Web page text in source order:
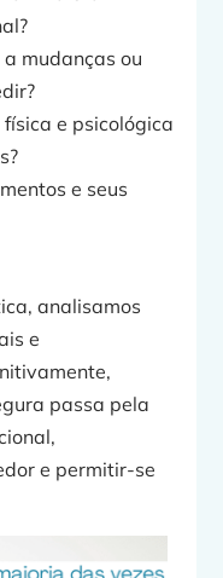
mudanças ou
e psicológica
e seus
analisamos
e
passa pela
e permitir-se